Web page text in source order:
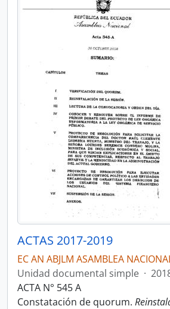
ACTAS 2017-2019
EC AN ABJLM ASAMBLEA
Unidad documental simple ·
ACTA N° 545 A
Constatación de quorum.